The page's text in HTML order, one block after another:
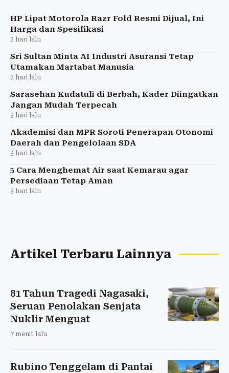
HP Lipat Motorola Razr Fold Resmi Dijual, Ini
Harga dan Spesifikasi
2 hari lalu
Sri Sultan Minta AI Industri Asuransi Tetap
Utamakan Martabat Manusia
2 hari lalu
Sarasehan Kudatuli di Berbah, Kader Diingatkan
Jangan Mudah Terpecah
3 hari lalu
Akademisi dan MPR Soroti Penerapan Otonomi
Daerah dan Pengelolaan SDA
3 hari lalu
5 Cara Menghemat Air saat Kemarau agar
Persediaan Tetap Aman
3 hari lalu
Artikel Terbaru Lainnya
81 Tahun Tragedi Nagasaki,
Seruan Penolakan Senjata
Nuklir Menguat
7 menit lalu
Rubino Tenggelam di Pantai